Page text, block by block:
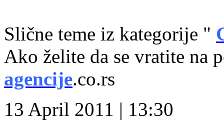
Slične teme iz kategorije "
Ako želite da se vratite na
agencije.co.rs
13 April 2011 | 13:30